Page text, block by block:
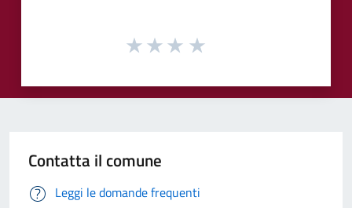
Contatta il comune
Leggi le domande frequenti